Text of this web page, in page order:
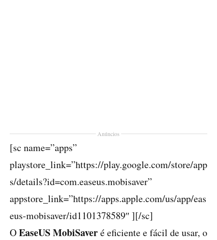
Anúncios
[sc name=”apps”
playstore_link=”https://play.google.com/store/app
s/details?id=com.easeus.mobisaver”
appstore_link=”https://apps.apple.com/us/app/eas
eus-mobisaver/id1101378589″ ][/sc]
OEaseUS MobiSaveré eficiente e fácil de usar, o